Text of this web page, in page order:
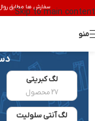
Skip to main content
سفارش ها مطابق روال پستی بین 2 تا 6 روز
منو
لگ کبریتی
27 محصول
لگ آنتی سلولیت